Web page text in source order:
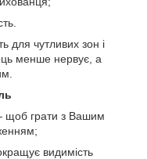
для чутливих зон і
менше нервує, а
грати з Вашим
видимість